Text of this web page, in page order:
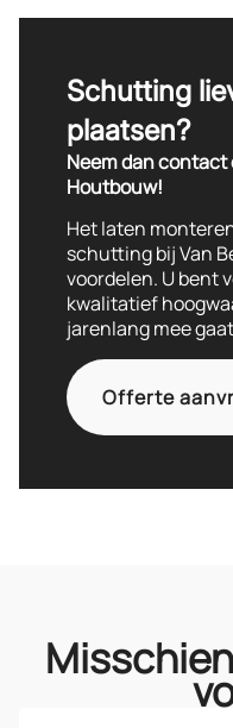
Schutting
plaatsen?
Neem dan contact
Houtbouw!
Het laten
schutting bij Van
voordelen. U bent
kwalitatief
jarenlang mee
Offerte